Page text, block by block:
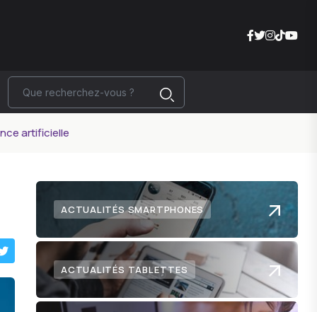
artificielle
ACTUALITÉS SMARTPHONES
ACTUALITÉS TABLETTES